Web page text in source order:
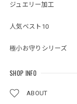
ジュエリー加工
人気ベスト10
極小お守りシリーズ
SHOP INFO
ABOUT